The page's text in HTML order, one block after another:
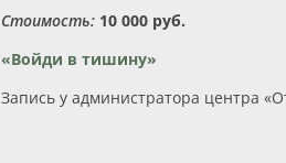
Стоимость: 10 000 руб.
«Войди в тишину»
Запись у администратора центра